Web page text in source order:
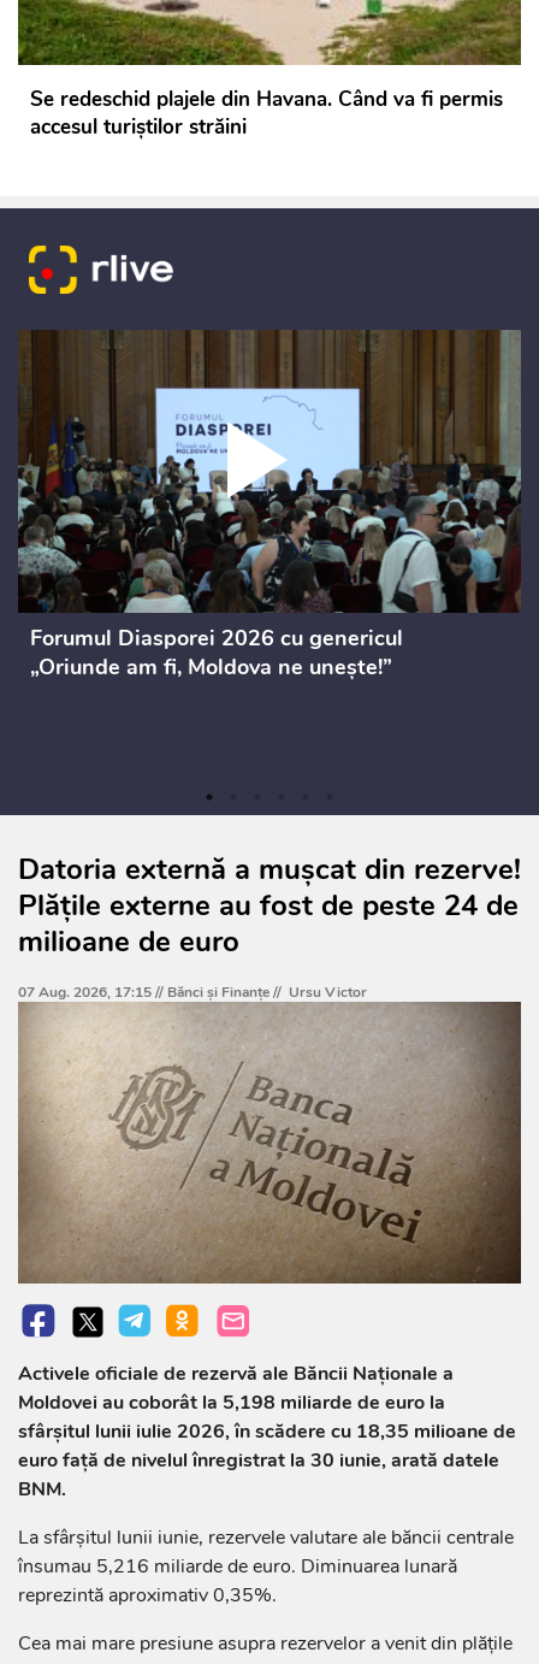
Se redeschid plajele din Havana. Când va fi permis
accesul turiștilor străini
Forumul Diasporei 2026 cu genericul
„Oriunde am fi, Moldova ne unește!”
Datoria externă a mușcat din rezerve!
Plățile externe au fost de peste 24 de
milioane de euro
07 Aug. 2026, 17:15 // Bănci şi Finanţe// Ursu Victor
Activele oficiale de rezervă ale Băncii Naționale a
Moldovei au coborât la 5,198 miliarde de euro la
sfârșitul lunii iulie 2026, în scădere cu 18,35 milioane de
euro față de nivelul înregistrat la 30 iunie, arată datele
BNM.
La sfârșitul lunii iunie, rezervele valutare ale băncii centrale
însumau 5,216 miliarde de euro. Diminuarea lunară
reprezintă aproximativ 0,35%.
Cea mai mare presiune asupra rezervelor a venit din plățile